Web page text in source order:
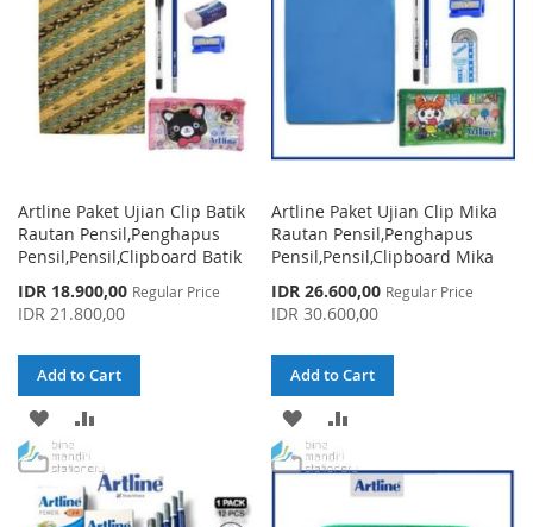
Artline Paket Ujian Clip Batik
Rautan Pensil,Penghapus
Pensil,Pensil,Clipboard Batik
Special
Price
IDR 18.900,00 Regular Price
IDR 21.800,00
Add to Cart
ADD
TO
WISHCOMPARE
Artline Paket Ujian Clip Mika
Rautan Pensil,Penghapus
Pensil,Pensil,Clipboard Mika
Special
Price
IDR 26.600,00 Regular Price
IDR 30.600,00
Add to Cart
ADD
TO
COMPARE